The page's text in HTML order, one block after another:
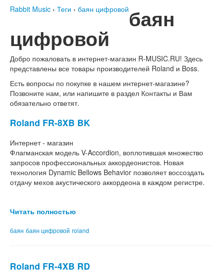
Rabbit Music › Теги › баян цифровойбаян
цифровой
Добро пожаловать в интернет-магазин R-MUSIC.RU! Здесь
представлены все товары производителей Roland и Boss.
Есть вопросы по покупке в нашем интернет-магазине?
Позвоните нам, или напишите в раздел Контакты и Вам
обязательно ответят.
Roland FR-8XB BK
Интернет - магазин
Флагманская модель V-Accordion, воплотившая множество
запросов профессиональных аккордеонистов. Новая
технология Dynamic Bellows Behavior позволяет воссоздать
отдачу мехов акустического аккордеона в каждом регистре.
Читать полностью
баян баян цифровой roland
Roland FR-4XB RD